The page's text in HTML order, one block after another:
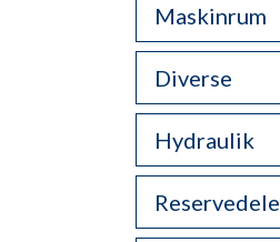
Maskinrum
Diverse
Hydraulik
Reservedele